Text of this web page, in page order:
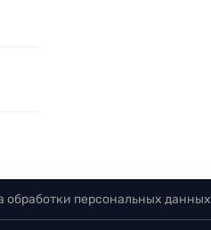
обработки персональных данных